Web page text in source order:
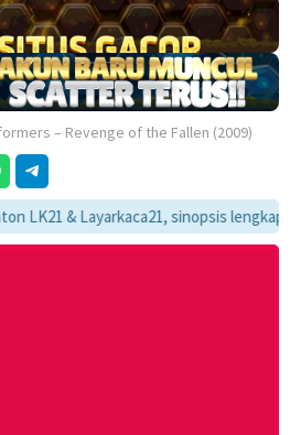
– Revenge of the Fallen (2009)
& Layarkaca21, sinopsis lengkap,